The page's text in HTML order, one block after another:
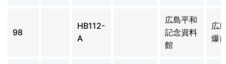
98
HB112-
A
広島平和
記念資料
館
広
爆